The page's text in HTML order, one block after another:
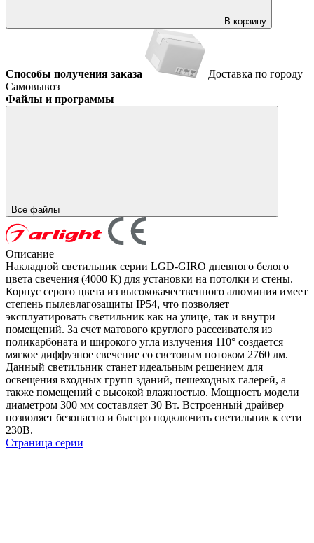
В корзину
Способы получения заказа
Доставка по городу
Самовывоз
Файлы и программы
Все файлы
Описание
Накладной светильник серии LGD-GIRO дневного белого
цвета свечения (4000 К) для установки на потолки и стены.
Корпус серого цвета из высококачественного алюминия имеет
степень пылевлагозащиты IP54, что позволяет
эксплуатировать светильник как на улице, так и внутри
помещений. За счет матового круглого рассеивателя из
поликарбоната и широкого угла излучения 110° создается
мягкое диффузное свечение со световым потоком 2760 лм.
Данный светильник станет идеальным решением для
освещения входных групп зданий, пешеходных галерей, а
также помещений с высокой влажностью. Мощность модели
диаметром 300 мм составляет 30 Вт. Встроенный драйвер
позволяет безопасно и быстро подключить светильник к сети
230В.
Страница серии